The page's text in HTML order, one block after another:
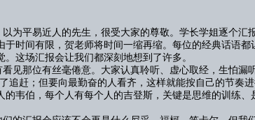
平易近人的先生，很受大家的尊敬。学长学姐逐个汇
时间有限，贺老师将时间一缩再缩。每位的经典话语
这场汇报会让我们都深刻地想到了许多。
那位有丝毫倦意。大家认真聆听、虚心取经，生怕漏
赶；但要向最勤奋的人看齐，这样就能按自己的节奏进
韦伯，每个人有每个人的吉登斯，关键是思维的训练、